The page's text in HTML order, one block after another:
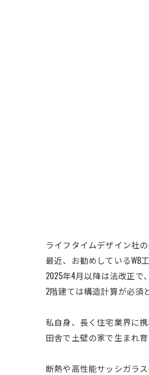
ライフタイムデザイン社の
最近、お勧めしているWB
2025年4月以降は法改正で
2階建ては構造計算が必須
私自身、長く住宅業界に
田舎で土壁の家で生まれ
断熱や高性能サッシガラ